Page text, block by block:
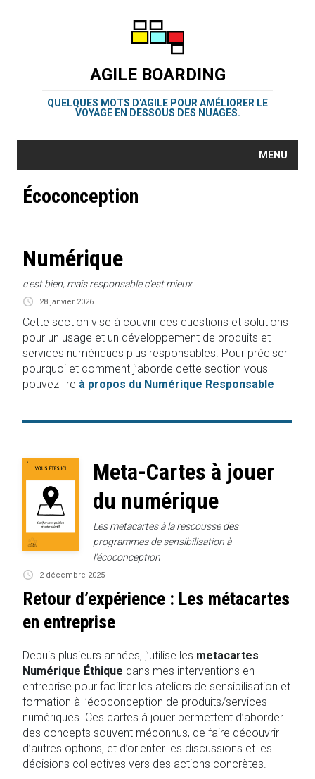
AGILE BOARDING
QUELQUES MOTS D'AGILE POUR AMÉLIORER LE
VOYAGE EN DESSOUS DES NUAGES.
MENU
Écoconception
Numérique
c'est bien, mais responsable c'est mieux
28 janvier 2026
Cette section vise à couvrir des questions et solutions
pour un usage et un développement de produits et
services numériques plus responsables. Pour préciser
pourquoi et comment j’aborde cette section vous
pouvez lire à propos du Numérique Responsable
Meta-Cartes à jouer
du numérique
Les metacartes à la rescousse des
programmes de sensibilisation à
l'écoconception
2 décembre 2025
Retour d’expérience : Les métacartes
en entreprise
Depuis plusieurs années, j’utilise les metacartes
Numérique Éthique dans mes interventions en
entreprise pour faciliter les ateliers de sensibilisation et
formation à l’écoconception de produits/services
numériques. Ces cartes à jouer permettent d’aborder
des concepts souvent méconnus, de faire découvrir
d’autres options, et d’orienter les discussions et les
décisions collectives vers des actions concrètes.